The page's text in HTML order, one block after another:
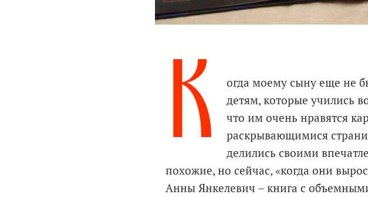
К
огда моему сыну еще не
детям, которые учились
что им очень нравятся
раскрывающимися
делились своими
похожие, но сейчас, «когда они
Анны Янкелевич – книга с